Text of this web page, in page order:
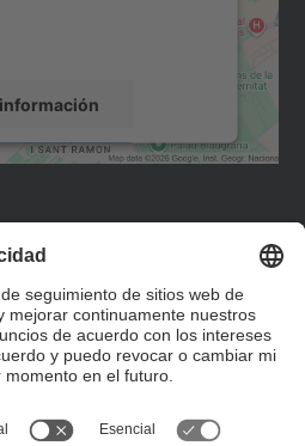
personalizado", que
español, vuestros datos